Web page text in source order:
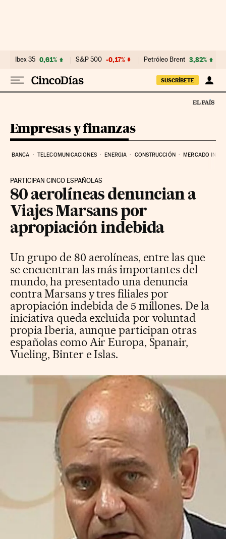
Ibex 35 0,61% S&P 500 -0,17% Petróleo Brent 3,82%
SUSCRÍBETE
Empresas y finanzas
BANCA TELECOMUNICACIONES ENERGIA CONSTRUCCIÓN MERCADO
PARTICIPAN CINCO ESPAÑOLAS
80 aerolíneas denuncian a
Viajes Marsans por
apropiación indebida
Un grupo de 80 aerolíneas, entre las que
se encuentran las más importantes del
mundo, ha presentado una denuncia
contra Marsans y tres filiales por
apropiación indebida de 5 millones. De la
iniciativa queda excluida por voluntad
propia Iberia, aunque participan otras
españolas como Air Europa, Spanair,
Vueling, Binter e Islas.